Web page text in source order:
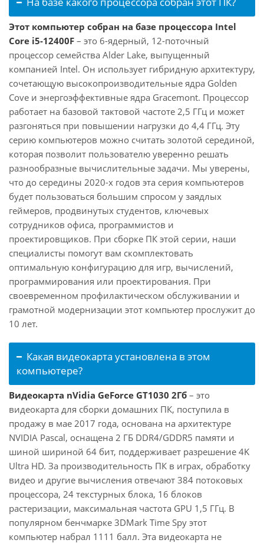
Этот компьютер собран на базе процессора Intel
Core i5-12400F – это 6-ядерный, 12-поточный
процессор семейства Alder Lake, выпущенный
компанией Intel. Он использует гибридную архитектуру,
сочетающую высокопроизводительные ядра Golden
Cove и энергоэффективные ядра Gracemont. Процессор
работает на базовой тактовой частоте 2,5 ГГц и может
разгоняться при повышении нагрузки до 4,4 ГГц. Эту
серию компьютеров можно считать золотой серединой,
которая позволит пользователю уверенно решать
разнообразные вычислительные задачи. Мы уверены,
что до середины 2020-х годов эта серия компьютеров
будет пользоваться большим спросом у заядлых
геймеров, продвинутых студентов, ключевых
сотрудников офиса, программистов и
проектировщиков. При сборке ПК этой серии, наши
специалисты помогут вам скомплектовать
оптимальную конфигурацию для игр, вычислений,
программирования или проектирования. При
своевременном профилактическом обслуживании и
грамотной модернизации этот компьютер прослужит до
10 лет.
Какая видеокарта установлена в этом
компьютере?
Видеокарта nVidia GeForce GT1030 2Гб – это
видеокарта для сборки домашних ПК, поступила в
продажу в мае 2017 года, основана на архитектуре
NVIDIA Pascal, оснащена 2 ГБ DDR4/GDDR5 памяти и
шиной шириной 64 бит, поддерживает разрешение 4K
Ultra HD. За производительность ПК в играх, обработку
видео и другие вычисления отвечают 384 потоковых
процессора, 24 текстурных блока, 16 блоков
растеризации, максимальная частота GPU 1,5 ГГц. В
популярном бенчмарке 3DMark Time Spy этот
компьютер набрал 1111 балл. Эта видеокарта не